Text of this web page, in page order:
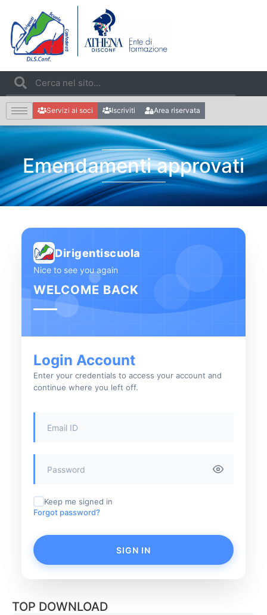
Servizi ai soci Iscriviti Area riservata
Emendamenti approvati
Dirigentiscuola
Nice to see you again
WELCOME BACK
Login Account
Enter your credentials to access your account and
continue where you left off.
Keep me signed in
Forgot password?
SIGN IN
TOP DOWNLOAD